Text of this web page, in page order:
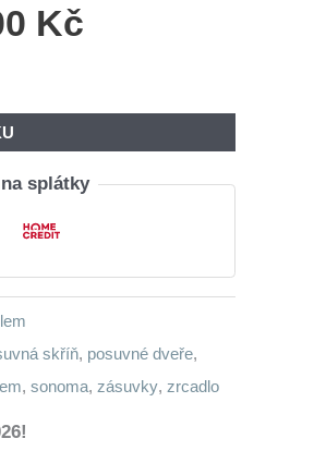
Kč
531,00 Kč.
splátky
skříň, posuvné dveře,
, sonoma, zásuvky, zrcadlo